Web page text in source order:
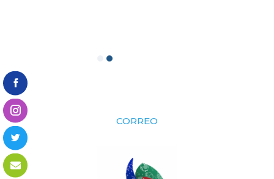
CORREO